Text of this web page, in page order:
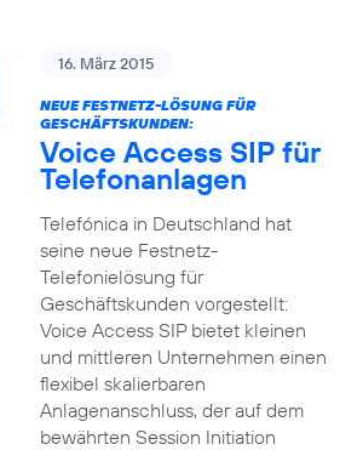
16. März 2015
NEUE FESTNETZ-LÖSUNG FÜR
GESCHÄFTSKUNDEN:
Voice Access SIP für
Telefonanlagen
Telefónica in Deutschland hat
seine neue Festnetz-
Telefonielösung für
Geschäftskunden vorgestellt:
Voice Access SIP bietet kleinen
und mittleren Unternehmen einen
flexibel skalierbaren
Anlagenanschluss, der auf dem
bewährten Session Initiation